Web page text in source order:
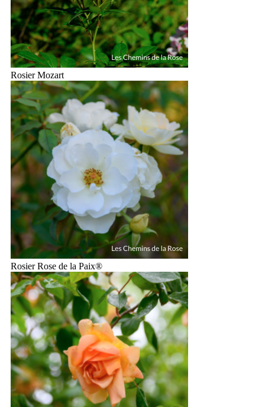
Rosier Mozart
Rosier Rose de la Paix®